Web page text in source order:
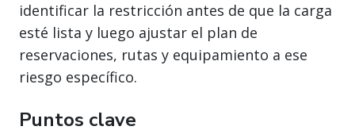
identificar la restricción antes de que la carga
esté lista y luego ajustar el plan de
reservaciones, rutas y equipamiento a ese
riesgo específico.
Puntos clave